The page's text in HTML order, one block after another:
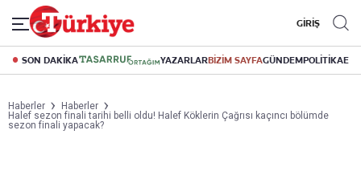
GİRİŞ
SON DAKİKA YAZARLARBİZİM SAYFAGÜNDEMPOLİTİKA
Haberler
Haberler
Halef sezon finali tarihi belli oldu! Halef Köklerin Çağrısı kaçıncı bölümde
sezon finali yapacak?